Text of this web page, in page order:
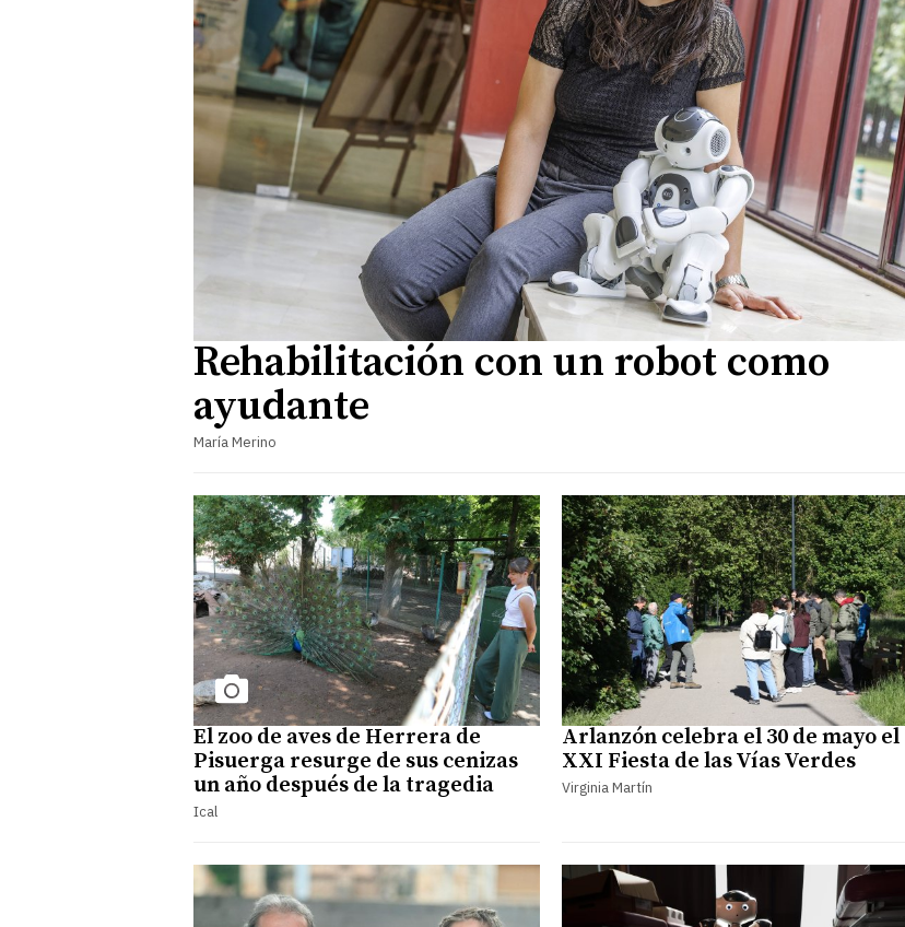
Rehabilitación con un robot como
ayudante
María Merino
El zoo de aves de Herrera de
Pisuerga resurge de sus cenizas
un año después de la tragedia
Ical
Arlanzón celebra el 30 de mayo el
XXI Fiesta de las Vías Verdes
Virginia Martín